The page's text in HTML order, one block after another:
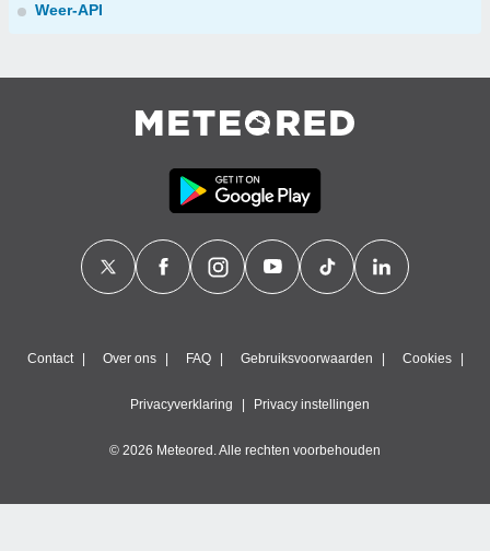
Weer-API
Contact Over ons FAQ Gebruiksvoorwaarden Cookies
Privacyverklaring Privacy instellingen
© 2026 Meteored. Alle rechten voorbehouden